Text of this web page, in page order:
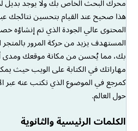
محرك البحث الخاص بك ولا يوجد بديل
هذا صحيح عند القيام بتحسين نتائجك
المحتوى عالي الجودة الذي تم إنشاؤه
المستهدف يزيد من حركة المرور بالمتجر
بك، مما يُحسن من مكانة موقعك ومدى
مهاراتك في الكتابة على الويب حيث
كمرجع في الموضوع الذي تكتب عنه عبر
حول العالم.
الكلمات الرئيسية والثانوية